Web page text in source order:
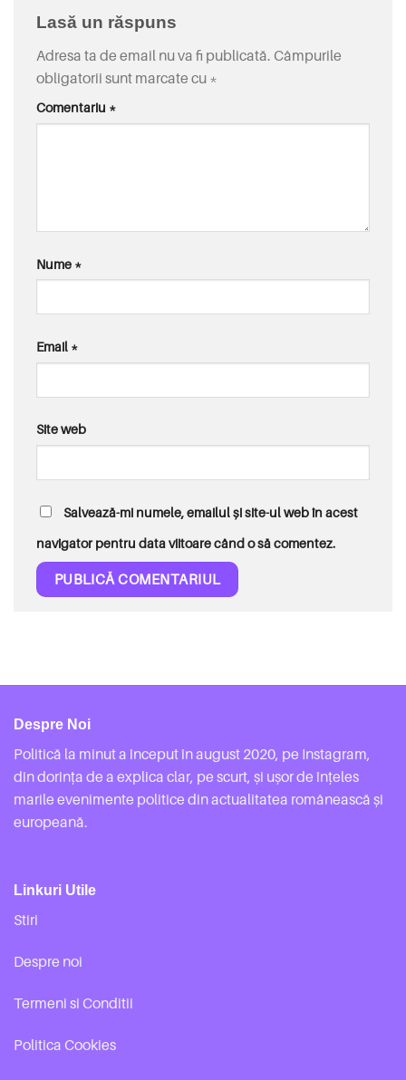
Lasă un răspuns
Adresa ta de email nu va fi publicată. Câmpurile
obligatorii sunt marcate cu *
Comentariu *
Nume *
Email *
Site web
Salvează-mi numele, emailul și site-ul web în acest
navigator pentru data viitoare când o să comentez.
Despre Noi
Politică la minut a început în august 2020, pe Instagram,
din dorința de a explica clar, pe scurt, și ușor de înțeles
marile evenimente politice din actualitatea românească și
europeană.
Linkuri Utile
Stiri
Despre noi
Termeni si Conditii
Politica Cookies